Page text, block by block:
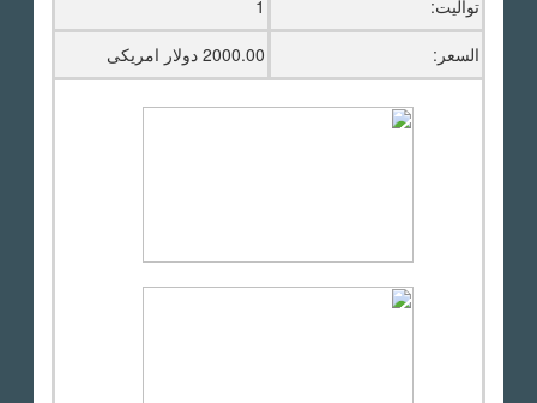
تواليت:
1
السعر:
2000.00 دولار امريكى